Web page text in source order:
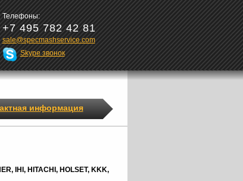
Телефоны:
+7 495 782 42 81
sale@specmashservice.com
Skype звонок
информация
IHI, HITACHI, HOLSET, KKK,